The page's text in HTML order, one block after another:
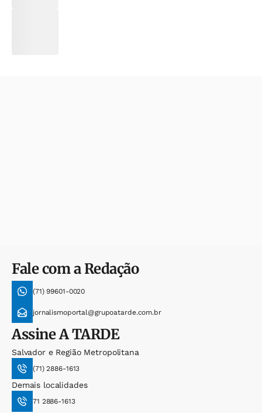
Fale com a Redação
(71) 99601-0020
jornalismoportal@grupoatarde.com.br
AssineA TARDE
Salvador e Região Metropolitana
(71) 2886-1613
Demais localidades
71 2886-1613